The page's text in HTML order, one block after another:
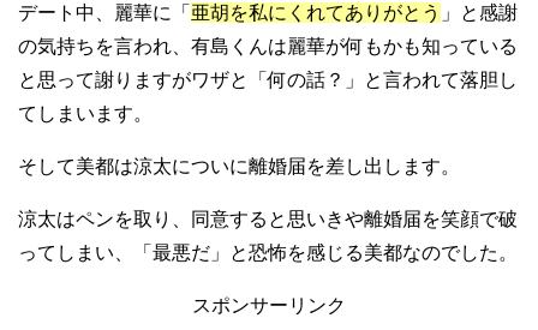
デート中、麗華に「 亜胡を私にくれてありがとう 」と感謝
の気持ちを言われ、有島くんは麗華が何もかも知っている
と思って謝りますがワザと「何の話？」と言われて落胆し
てしまいます。
そして美都は涼太についに離婚届を差し出します。
涼太はペンを取り、同意すると思いきや離婚届を笑顔で破
ってしまい、「最悪だ」と恐怖を感じる美都なのでした。
スポンサーリンク